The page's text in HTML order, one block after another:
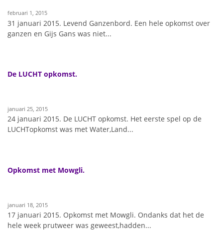
februari 1, 2015
31 januari 2015. Levend Ganzenbord. Een hele opkomst over
ganzen en Gijs Gans was niet...
De LUCHT opkomst.
januari 25, 2015
24 januari 2015. De LUCHT opkomst. Het eerste spel op de
LUCHTopkomst was met Water,Land...
Opkomst met Mowgli.
januari 18, 2015
17 januari 2015. Opkomst met Mowgli. Ondanks dat het de
hele week prutweer was geweest,hadden...